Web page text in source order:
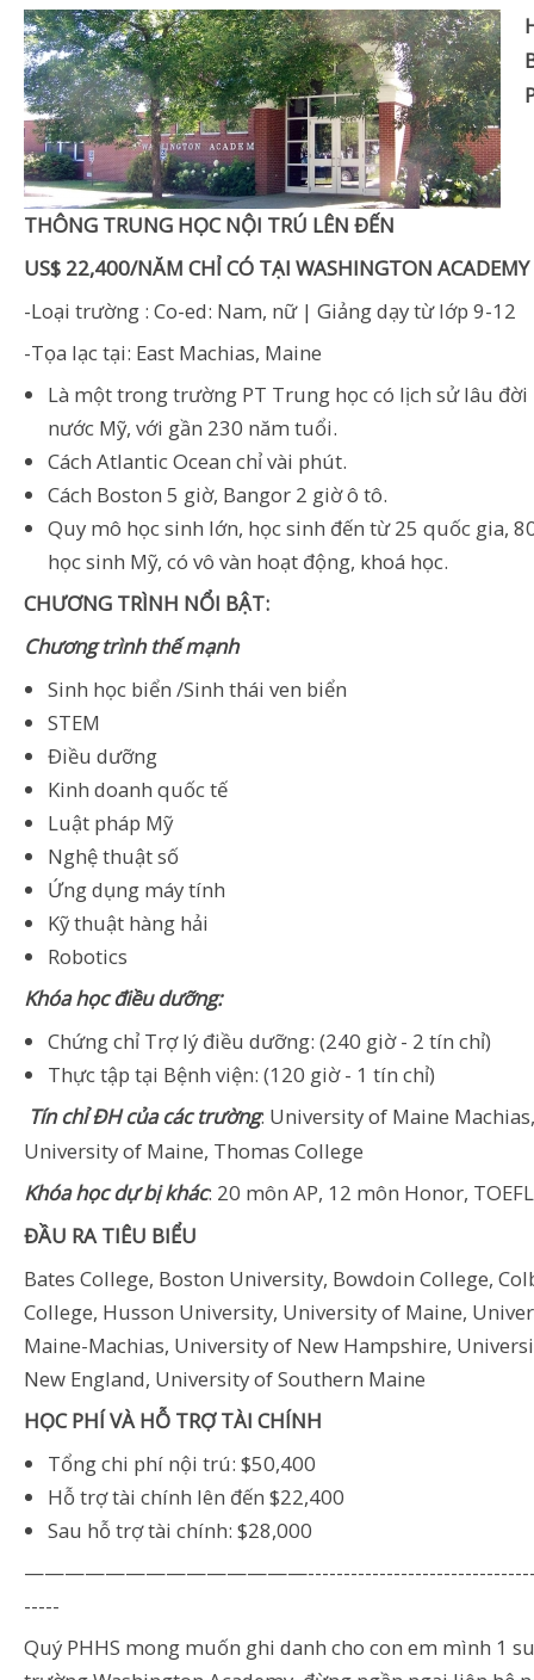
THÔNG TRUNG HỌC NỘI TRÚ LÊN ĐẾN
US$ 22,400/NĂM CHỈ CÓ TẠI WASHINGTON ACADEMY
-Loại trường : Co-ed: Nam, nữ | Giảng dạy từ lớp 9-12
-Tọa lạc tại: East Machias, Maine
Là một trong trường PT Trung học có lịch sử lâu đời
nước Mỹ, với gần 230 năm tuổi.
Cách Atlantic Ocean chỉ vài phút.
Cách Boston 5 giờ, Bangor 2 giờ ô tô.
Quy mô học sinh lớn, học sinh đến từ 25 quốc gia,
học sinh Mỹ, có vô vàn hoạt động, khoá học.
CHƯƠNG TRÌNH NỔI BẬT:
Chương trình thế mạnh
Sinh học biển /Sinh thái ven biển
STEM
Điều dưỡng
Kinh doanh quốc tế
Luật pháp Mỹ
Nghệ thuật số
Ứng dụng máy tính
Kỹ thuật hàng hải
Robotics
Khóa học điều dưỡng:
Chứng chỉ Trợ lý điều dưỡng: (240 giờ - 2 tín chỉ)
Thực tập tại Bệnh viện: (120 giờ - 1 tín chỉ)
Tín chỉ ĐH của các trường: University of Maine Machias,
University of Maine, Thomas College
Khóa học dự bị khác: 20 môn AP, 12 môn Honor,
ĐẦU RA TIÊU BIỂU
Bates College, Boston University, Bowdoin College,
College, Husson University, University of Maine,
Maine-Machias, University of New Hampshire,
New England, University of Southern Maine
HỌC PHÍ VÀ HỖ TRỢ TÀI CHÍNH
Tổng chi phí nội trú: $50,400
Hỗ trợ tài chính lên đến $22,400
Sau hỗ trợ tài chính: $28,000
-----
Quý PHHS mong muốn ghi danh cho con em mình 1